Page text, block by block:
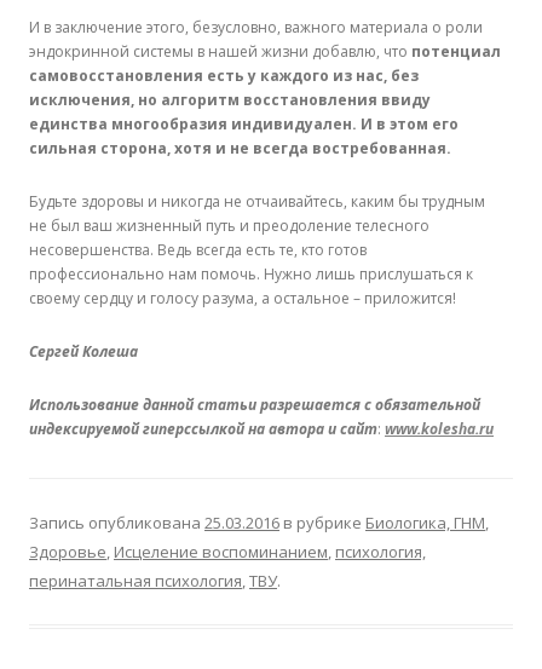
И в заключение этого, безусловно, важного материала о роли
эндокринной системы в нашей жизни добавлю, что потенциал
самовосстановления есть у каждого из нас, без
исключения, но алгоритм восстановления ввиду
единства многообразия индивидуален. И в этом его
сильная сторона, хотя и не всегда востребованная.
Будьте здоровы и никогда не отчаивайтесь, каким бы трудным
не был ваш жизненный путь и преодоление телесного
несовершенства. Ведь всегда есть те, кто готов
профессионально нам помочь. Нужно лишь прислушаться к
своему сердцу и голосу разума, а остальное – приложится!
Сергей Колеша
Использование данной статьи разрешается с обязательной
индексируемой гиперссылкой на автора и сайт: www.kolesha.ru
Запись опубликована 25.03.2016 в рубрике Биологика, ГНМ,
Здоровье, Исцеление воспоминанием, психология,
перинатальная психология,ТВУ.